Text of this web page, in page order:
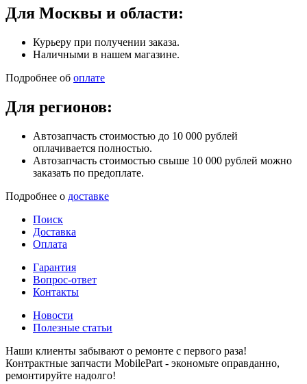
Для Москвы и области:
Курьеру при получении заказа.
Наличными в нашем магазине.
Подробнее об оплате
Для регионов:
Автозапчасть стоимостью до 10 000 рублей
оплачивается полностью.
Автозапчасть стоимостью свыше 10 000 рублей можно
заказать по предоплате.
Подробнее о доставке
Поиск
Доставка
Оплата
Гарантия
Вопрос-ответ
Контакты
Новости
Полезные статьи
Наши клиенты забывают о ремонте с первого раза!
Контрактные запчасти MobilePart - экономьте оправданно,
ремонтируйте надолго!